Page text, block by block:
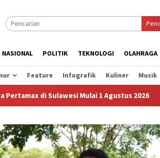
NASIONAL POLITIK TEKNOLOGI OLAHRAGA
Feature Infografik Kuliner Musik
di Sulawesi Mulai 1 Agustus 2026